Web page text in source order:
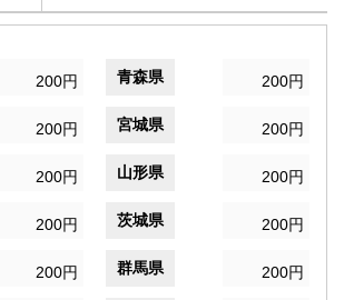
200円 青森県 200円
200円 宮城県 200円
200円 山形県 200円
200円 茨城県 200円
200円 群馬県 200円